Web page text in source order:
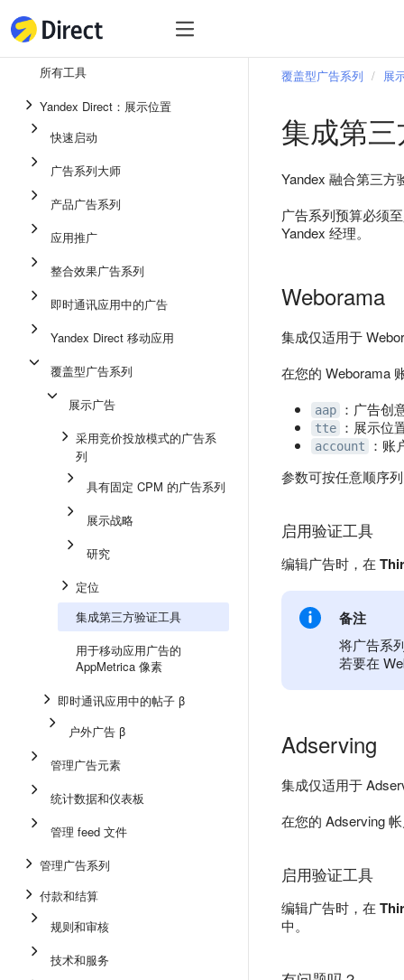
即时通讯应用中的广告
广告系列大师
所有工具
Yandex Direct：展示位置
快速启动
广告系列大师
产品广告系列
应用推广
整合效果广告系列
即时通讯应用中的广告
Yandex Direct 移动应用
覆盖型广告系列
展示广告
采用竞价投放模式的广告系
列
具有固定 CPM 的广告系列
展示战略
研究
定位
集成第三方验证工具
用于移动应用广告的
AppMetrica 像素
即时通讯应用中的帖子 β
户外广告 β
管理广告元素
统计数据和仪表板
管理 feed 文件
管理广告系列
付款和结算
规则和审核
技术和服务
覆盖型广告系列 展
集成第
Yandex 融合第三方
广告系列预算必须
Yandex 经理。
Weborama
集成仅适用于
在您的 Weborama
aap ：广告创
tte ：展示位
account
：账
参数可按任意顺序
启用验证工具
编辑广告时，在
备注
将广告系
若要在
Adserving
集成仅适用于
在您的 Adserving
启用验证工具
编辑广告时，在
中。